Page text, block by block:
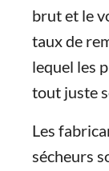
brut et le
taux de
lequel les
tout juste
Les
sécheurs